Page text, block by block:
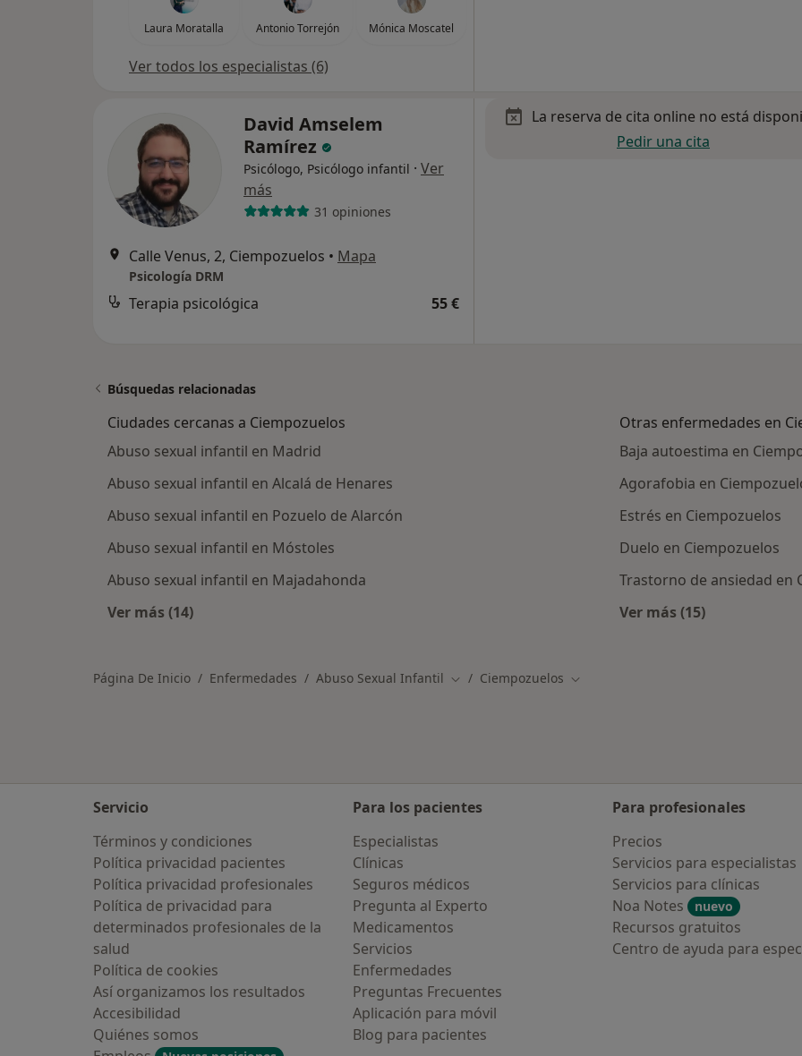
Laura Moratalla Antonio Torrejón Mónica Moscatel
Ver todos los especialistas (6)
David Amselem
Ramírez
Psicólogo, Psicólogo infantil · Ver
más
31 opiniones
Calle Venus, 2, Ciempozuelos • Mapa
Psicología DRM
Terapia psicológica 55 €
La reserva de cita online no está
Pedir una cita
Búsquedas relacionadas
Ciudades cercanas a Ciempozuelos
Abuso sexual infantil en Madrid
Abuso sexual infantil en Alcalá de Henares
Abuso sexual infantil en Pozuelo de Alarcón
Abuso sexual infantil en Móstoles
Abuso sexual infantil en Majadahonda
Ver más (14)
Otras enfermedades en
Baja autoestima en
Agorafobia en
Estrés en Ciempozuelos
Duelo en Ciempozuelos
Trastorno de ansiedad en
Ver más (15)
Página De Inicio Enfermedades Abuso Sexual Infantil Cambiar de ciudad
Ciempozuelos Cambiar de ciudad
Servicio
Términos y condiciones
Política privacidad pacientes
Política privacidad profesionales
Política de privacidad para
determinados profesionales de la
salud
Política de cookies
Así organizamos los resultados
Accesibilidad
Quiénes somos
Para los pacientes
Especialistas
Clínicas
Seguros médicos
Pregunta al Experto
Medicamentos
Servicios
Enfermedades
Preguntas Frecuentes
Aplicación para móvil
Blog para pacientes
Para profesionales
Precios
Servicios para especialistas
Servicios para clínicas
Noa Notes
nuevo
Recursos gratuitos
Centro de ayuda para